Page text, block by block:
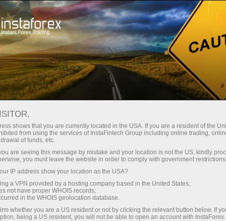
Трейдерам
Торговые условия
Ripple
1.0351 (%) 09 Aug 2026 02:02
Купить
1.0351
1.0339
shows that you are currently located in the USA. If you are a resident of the
from using the services of InstaFintech Group including online trading,
of funds, etc.
are seeing this message by mistake and your location is not the US, kindly
you must leave the website in order to comply with government
IP address show your location as the USA?
a VPN provided by a hosting company based in the United States;
not have proper WHOIS records;
in the WHOIS geolocation database.
whether you are a US resident or not by clicking the relevant button below. If
being a US resident, you will not be able to open an account with InstaForex